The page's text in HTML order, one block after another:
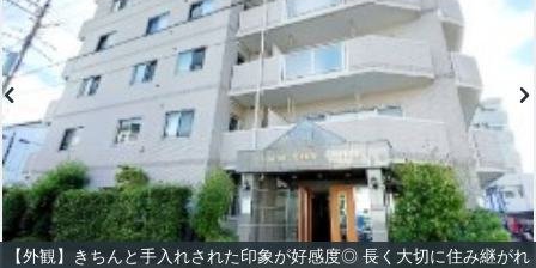
【外観】きちんと手入れされた印象が好感度◎ 長く大切に住み継がれ